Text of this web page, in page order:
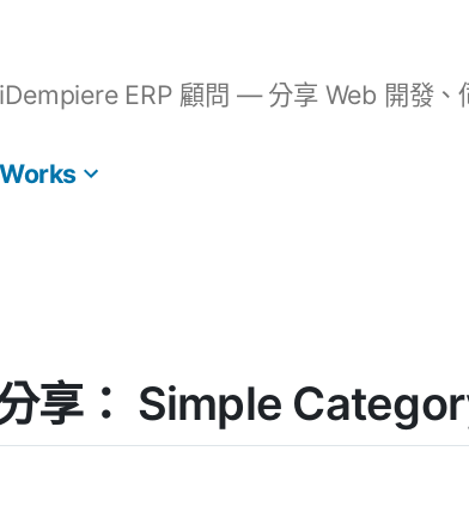
ERP 顧問 — 分享 Web 開發、
Works
享： Simple